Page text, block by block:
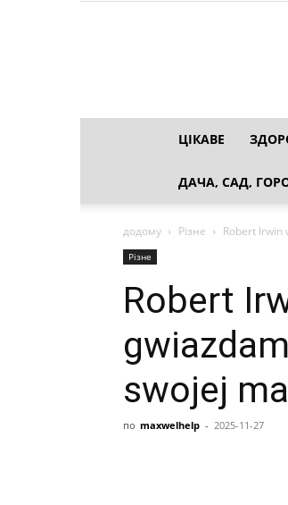
ЦІКАВЕ
ДАЧА, САД,
додому Різне Robert Irwin
Різне
Robert
swojej
по maxwelhelp - 2025-11-27